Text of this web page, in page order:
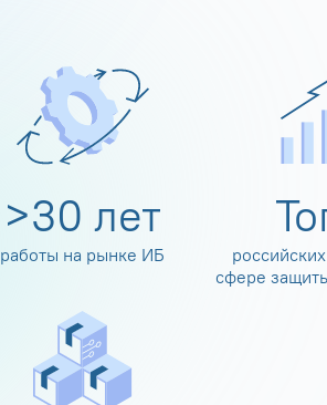
>30 лет
работы на рынке ИБ
сфере